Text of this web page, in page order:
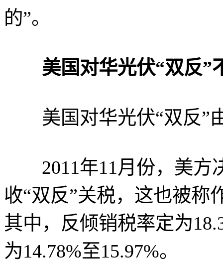
的”。
美国对华光伏“双反”
美国对华光伏“双反”
2011年11月份，美方
收“双反”关税，这也被称
其中，反倾销税率定为
为14.78%至15.97%。